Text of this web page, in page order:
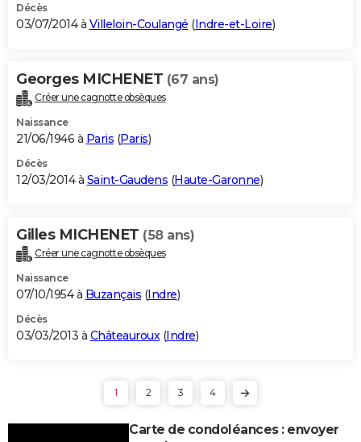
Décès
03/07/2014 à Villeloin-Coulangé (Indre-et-Loire)
Georges MICHENET (67 ans)
Créer une cagnotte obsèques
Naissance
21/06/1946 à Paris (Paris)
Décès
12/03/2014 à Saint-Gaudens (Haute-Garonne)
Gilles MICHENET (58 ans)
Créer une cagnotte obsèques
Naissance
07/10/1954 à Buzançais (Indre)
Décès
03/03/2013 à Châteauroux (Indre)
1 2 3 4
Carte de condoléances : envoyer